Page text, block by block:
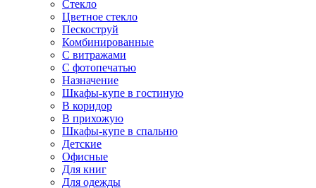
Стекло
Цветное стекло
Пескоструй
Комбинированные
С витражами
С фотопечатью
Назначение
Шкафы-купе в гостиную
В коридор
В прихожую
Шкафы-купе в спальню
Детские
Офисные
Для книг
Для одежды